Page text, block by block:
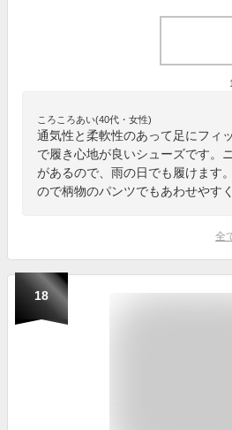
ころころあい(40代・女性)
通気性と柔軟性のあって足にフィ
で履き心地が良いシューズです。
があるので、雨の日でも履けます
ので柄物のパンツでもあわせやす
全
18